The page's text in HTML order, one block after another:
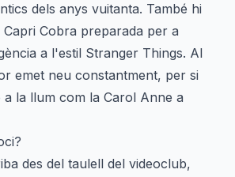
dels anys vuitanta. També hi
Cobra preparada per a
a l'estil Stranger Things. Al
emet neu constantment, per si
la llum com la Carol Anne a
des del taulell del videoclub,